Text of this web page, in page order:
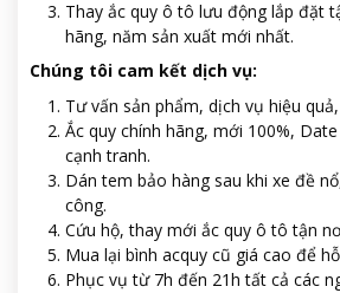
Thay ắc quy ô tô lưu động lắp đặt
hãng, năm sản xuất mới nhất.
Chúng tôi cam kết dịch vụ:
Tư vấn sản phẩm, dịch vụ hiệu
Ắc quy chính hãng, mới 100%,
cạnh tranh.
Dán tem bảo hàng sau khi xe đề
công.
Cứu hộ, thay mới ắc quy ô tô tận
Mua lại bình acquy cũ giá cao để
Phục vụ từ 7h đến 21h tất cả các